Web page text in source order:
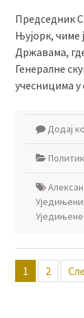
Председник
Њујорк, чиме
Државама,
Генералне
учесницима у
Додај
Уједињене
чланака
1 2